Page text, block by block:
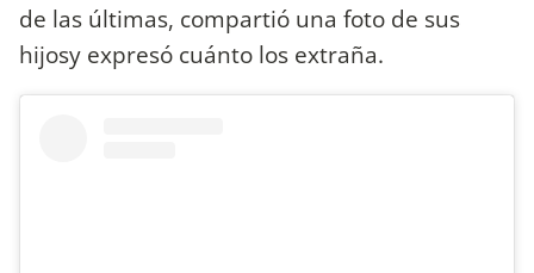
de las últimas, compartió una foto de sus
hijosy expresó cuánto los extraña.